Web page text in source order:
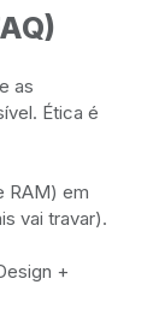
as
Ética é
RAM) em
vai travar).
+